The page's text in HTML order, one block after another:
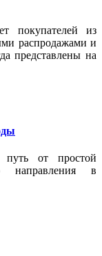
покупателей из
распродажами и
представлены на
от простой
направления в